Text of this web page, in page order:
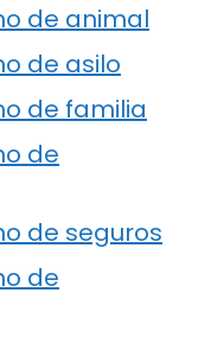
de animal
de asilo
de familia
de
de seguros
de